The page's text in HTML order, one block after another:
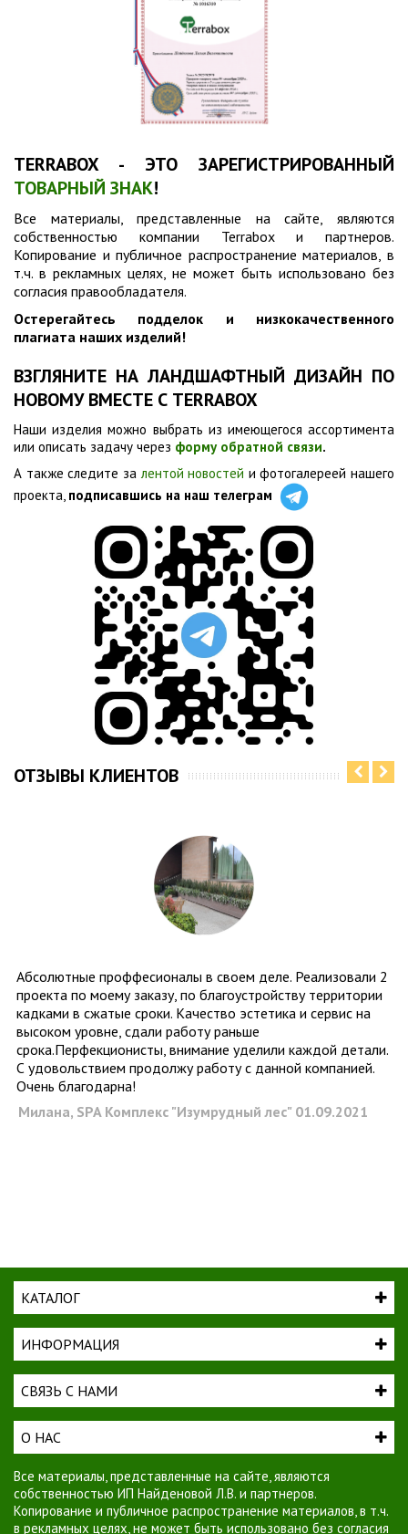
TERRABOX - ЭТО ЗАРЕГИСТРИРОВАННЫЙ
ТОВАРНЫЙ ЗНАК!
Все материалы, представленные на сайте, являются
собственностью компании Terrabox и партнеров.
Копирование и публичное распространение материалов, в
т.ч. в рекламных целях, не может быть использовано без
согласия правообладателя.
Остерегайтесь подделок и низкокачественного
плагиата наших изделий!
ВЗГЛЯНИТЕ НА ЛАНДШАФТНЫЙ ДИЗАЙН ПО
НОВОМУ ВМЕСТЕ С TERRABOX
Наши изделия можно выбрать из имеющегося ассортимента
или описать задачу через форму обратной связи.
А также следите залентой новостей и фотогалереей нашего
проекта, подписавшись на наш телеграм
ОТЗЫВЫ КЛИЕНТОВ
Добрый день! Сегодня был ландшафтный дизайнер,
прогноз положительный по перезимовке туй) И
многолетников. Ждём когда оттает земляной ком. Сами
кадки в местах соединений угловых идеально
перезимовали, пока не повело их и не рассохлись. Окраска
тоже идеально перезимовала.
Светлана, sgun_ 25.03.2021
КАТАЛОГ
ИНФОРМАЦИЯ
СВЯЗЬ С НАМИ
О НАС
Все материалы, представленные на сайте, являются
собственностью ИП Найденовой Л.В. и партнеров.
Копирование и публичное распространение материалов, в т.ч.
в рекламных целях, не может быть использовано без согласия